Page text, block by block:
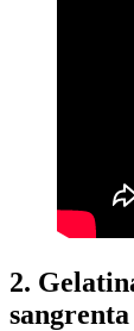
2.
sangrenta